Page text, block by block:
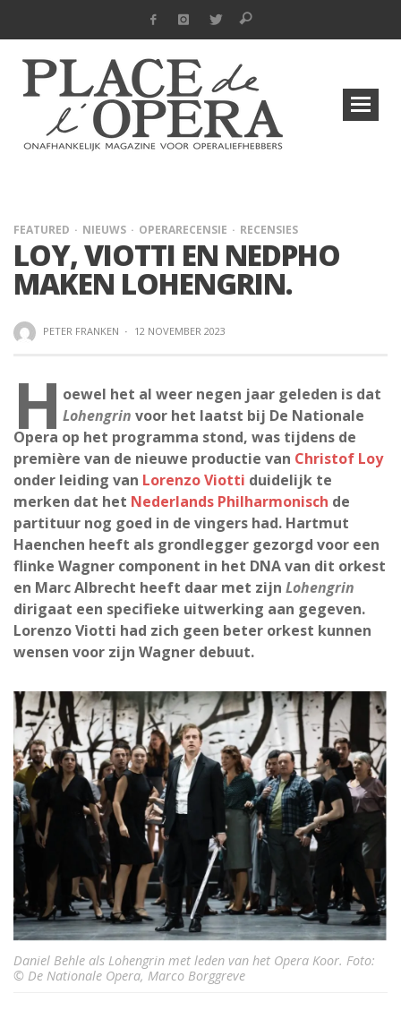
FEATURED NIEUWS OPERARECENSIE RECENSIES
LOY, VIOTTI EN NEDPHO
MAKEN LOHENGRIN.
PETER FRANKEN · 12 NOVEMBER 2023
H oewel het al weer negen jaar geleden is dat
Lohengrin voor het laatst bij De Nationale
Opera op het programma stond, was tijdens de
première van de nieuwe productie van Christof Loy
onder leiding van Lorenzo Viotti duidelijk te
merken dat het Nederlands Philharmonisch de
partituur nog goed in de vingers had. Hartmut
Haenchen heeft als grondlegger gezorgd voor een
flinke Wagner component in het DNA van dit orkest
en Marc Albrecht heeft daar met zijn Lohengrin
dirigaat een specifieke uitwerking aan gegeven.
Lorenzo Viotti had zich geen beter orkest kunnen
wensen voor zijn Wagner debuut.
Daniel Behle als Lohengrin met leden van het Opera Koor. Foto:
© De Nationale Opera, Marco Borggreve